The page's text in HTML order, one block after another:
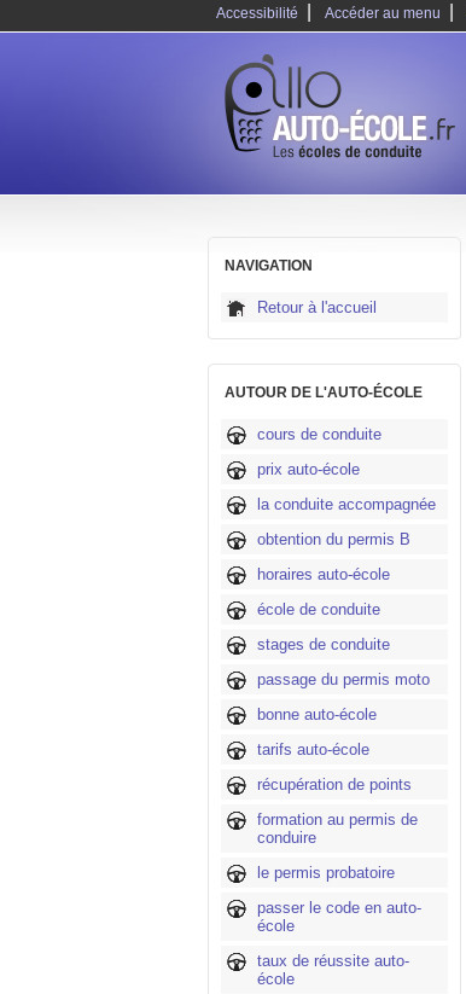
Accessibilité Accéder au menu
NAVIGATION
Retour à l'accueil
AUTOUR DE L'AUTO-ÉCOLE
cours de conduite
prix auto-école
la conduite accompagnée
obtention du permis B
horaires auto-école
école de conduite
stages de conduite
passage du permis moto
bonne auto-école
tarifs auto-école
récupération de points
formation au permis de
conduire
le permis probatoire
passer le code en auto-
école
taux de réussite auto-
école